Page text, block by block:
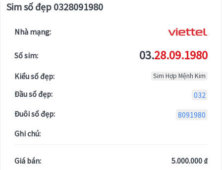
Sim số đẹp 0328091980
Nhà mạng:
Số sim: 03.28.09.1980
Kiểu số đẹp: Sim Hợp Mệnh Kim
Đầu số đẹp:
032
Đuôi số đẹp:
8091980
Ghi chú:
Giá bán: 5.000.000 ₫